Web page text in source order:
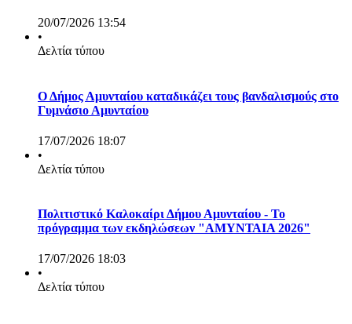
20/07/2026 13:54
•
Δελτία τύπου
Ο Δήμος Αμυνταίου καταδικάζει τους βανδαλισμούς στο
Γυμνάσιο Αμυνταίου
17/07/2026 18:07
•
Δελτία τύπου
Πολιτιστικό Καλοκαίρι Δήμου Αμυνταίου - Το
πρόγραμμα των εκδηλώσεων "ΑΜΥΝΤΑΙΑ 2026"
17/07/2026 18:03
•
Δελτία τύπου